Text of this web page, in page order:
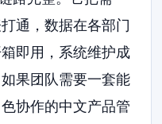
通，数据在各部门
即用，系统维护成
果团队需要一套能
协作的中文产品管